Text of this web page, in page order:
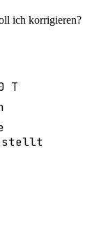
ich korrigieren?
T